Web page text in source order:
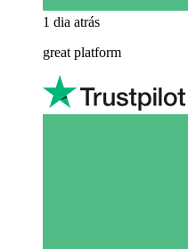
1 dia atrás
great platform